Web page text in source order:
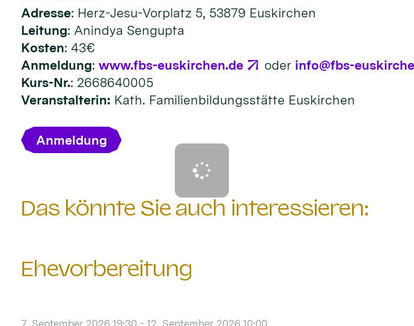
Adresse: Herz-Jesu-Vorplatz 5, 53879 Euskirchen
Leitung: Anindya Sengupta
Kosten: 43€
Anmeldung:www.fbs-euskirchen.de oder info@fbs-
Kurs-Nr.: 2668640005
Veranstalterin: Kath. Familienbildungsstätte Euskirchen
Anmeldung
Das könnte Sie auch interessieren:
Ehevorbereitung
7. September 2026 19:30 - 12. September 2026 10:00